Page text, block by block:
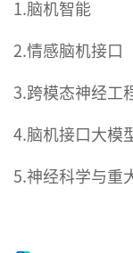
1.脑机智能
2.情感脑机接口
3.跨模态神经工
4.脑机接口大模
5.神经科学与重